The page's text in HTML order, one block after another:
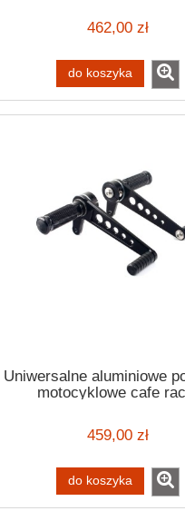
462,00 zł
do koszyka
Uniwersalne aluminiowe
motocyklowe cafe
459,00 zł
do koszyka